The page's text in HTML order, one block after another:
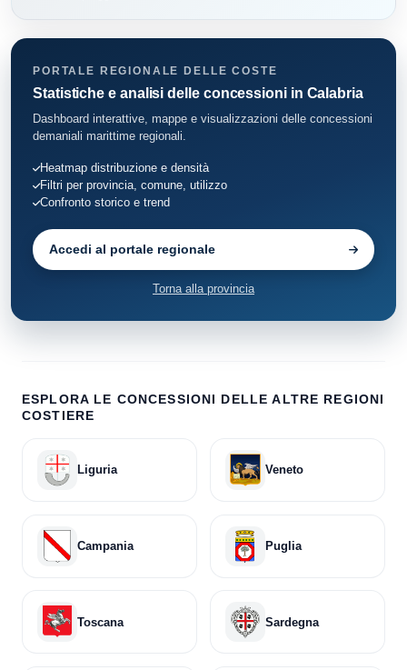
PORTALE REGIONALE DELLE COSTE
Statistiche e analisi delle concessioni in Calabria
Dashboard interattive, mappe e visualizzazioni delle concessioni
demaniali marittime regionali.
Heatmap distribuzione e densità
Filtri per provincia, comune, utilizzo
Confronto storico e trend
Accedi al portale regionale
Torna alla provincia
ESPLORA LE CONCESSIONI DELLE ALTRE REGIONI
COSTIERE
Liguria Veneto
Campania Puglia
Toscana Sardegna